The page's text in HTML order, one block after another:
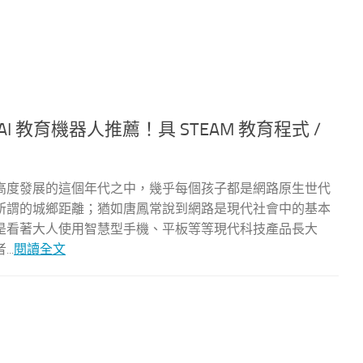
教育機器人推薦！具 STEAM 教育程式 /
發展的這個年代之中，幾乎每個孩子都是網路原生世代
的城鄉距離；猶如唐鳳常說到網路是現代社會中的基本
著大人使用智慧型手機、平板等等現代科技產品長大
...閱讀全文